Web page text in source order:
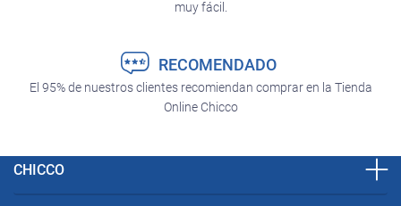
muy fácil.
RECOMENDADO
El 95% de nuestros clientes recomiendan comprar en la Tienda
Online Chicco
CHICCO